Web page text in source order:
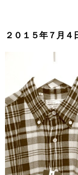
２０１５年７月４